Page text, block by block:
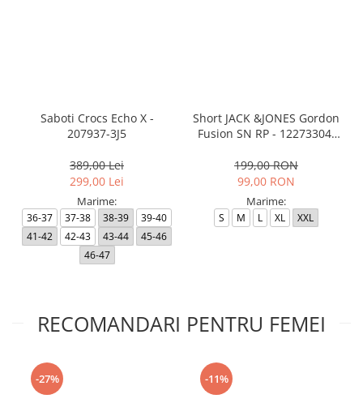
Saboti Crocs Echo X -
207937-3J5
389,00 Lei
299,00 Lei
Marime:
36-37 37-38 38-39
39-40
41-42
42-43 43-44
45-46
46-47
Short JACK &JONES Gordon
Fusion SN RP - 12273304-
199,00 RON
99,00 RON
Marime:
S M L XL XXL
RECOMANDARI PENTRU FEMEI
-27% -11%